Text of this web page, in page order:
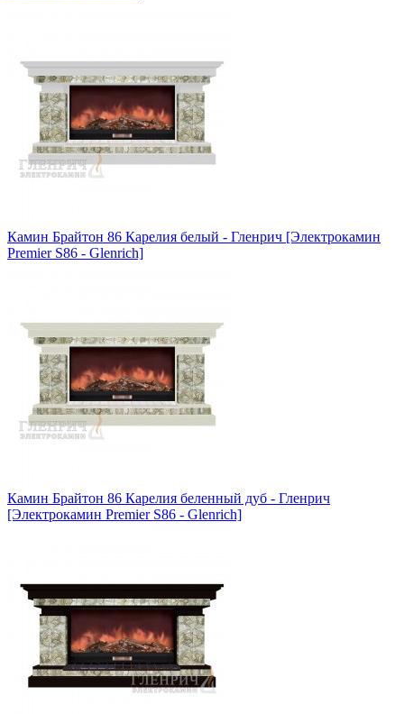
Камин Брайтон 86 Карелия белый - Гленрич [Электрокамин
Premier S86 - Glenrich]
Камин Брайтон 86 Карелия беленный дуб - Гленрич
[Электрокамин Premier S86 - Glenrich]